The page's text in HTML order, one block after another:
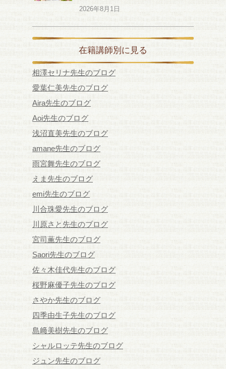
2026年8月1日
在籍講師別に見る
相澤セリナ先生のブログ
愛葉仁美先生のブログ
Aira先生のブログ
Aoi先生のブログ
浅沼直美先生のブログ
amane先生のブログ
雨宮舞先生のブログ
えま先生のブログ
emi先生のブログ
川合珠愛先生のブログ
川原さと先生のブログ
宮司薫先生のブログ
Saori先生のブログ
佐々木佳代先生のブログ
桜野麻優子先生のブログ
さやか先生のブログ
四季由生子先生のブログ
島﨑美樹先生のブログ
シャルロッテ先生のブログ
ジュン先生のブログ